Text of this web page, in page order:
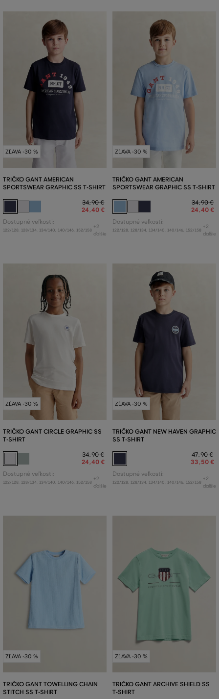
ZĽAVA -30 %
TRIČKO GANT AMERICAN
SPORTSWEAR GRAPHIC SS T-SHIRT
34,90 €
24,40 €
Dostupné veľkosti:
122/128 128/134 134/140 140/146 152/158
+2
ďalšie
ZĽAVA -30 %
TRIČKO GANT AMERICAN
SPORTSWEAR GRAPHIC SS T-SHIRT
34,90 €
24,40 €
Dostupné veľkosti:
122/128 128/134 134/140 140/146 152/158
+2
ďalšie
ZĽAVA -30 %
TRIČKO GANT CIRCLE GRAPHIC SS
T-SHIRT
34,90 €
24,40 €
Dostupné veľkosti:
122/128 128/134 134/140 140/146 152/158
+2
ďalšie
ZĽAVA -30 %
TRIČKO GANT NEW HAVEN GRAPHIC
SS T-SHIRT
47,90 €
33,50 €
Dostupné veľkosti:
122/128 128/134 134/140 140/146 152/158
+2
ďalšie
ZĽAVA -30 %
TRIČKO GANT TOWELLING CHAIN
STITCH SS T-SHIRT
ZĽAVA -30 %
TRIČKO GANT ARCHIVE SHIELD SS
T-SHIRT